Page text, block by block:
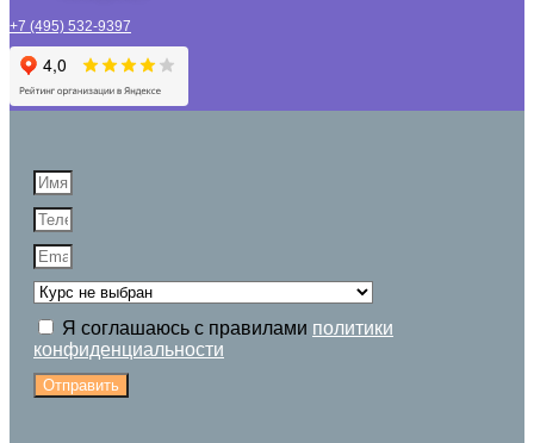
+7 (495) 532-9397
Я соглашаюсь с правилами политики
конфиденциальности
Отправить